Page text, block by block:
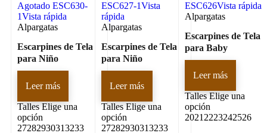
Agotado ESC630-
1Vista rápida
Alpargatas
Escarpines de Tela
para Niño
Leer más
Talles Elige una
opción
27282930313233
ESC627-1Vista
rápida
Alpargatas
Escarpines de Tela
para Niño
Leer más
TallesElige una
opción
27282930313233
ESC626Vista rápida
Alpargatas
Escarpines de Tela
para Baby
Leer más
Talles Elige una
opción
20212223242526